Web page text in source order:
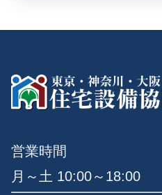
営業時間
月～土 10:00～18:00